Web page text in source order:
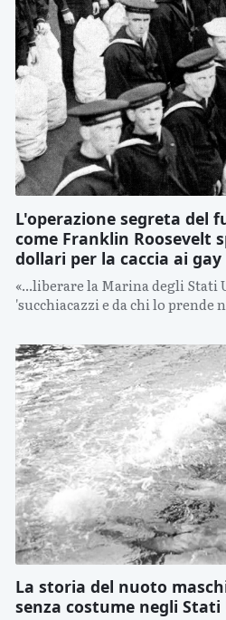
L'operazione segreta del
come Franklin Roosevelt
dollari per la caccia ai
«...liberare la Marina degli Stati
'succhiacazzi e da chi lo prende
La storia del nuoto
senza costume negli